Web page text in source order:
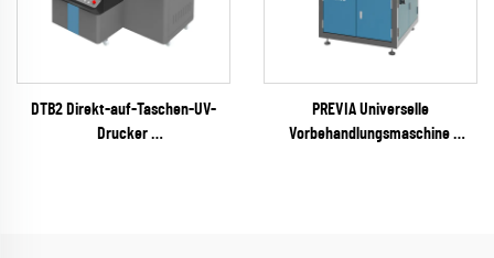
DTB2 Direkt-auf-Taschen-UV-
Drucker
PREVIA Universelle
Vorbehandlungsmaschine